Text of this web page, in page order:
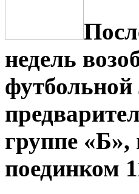
недель
группе
поединком